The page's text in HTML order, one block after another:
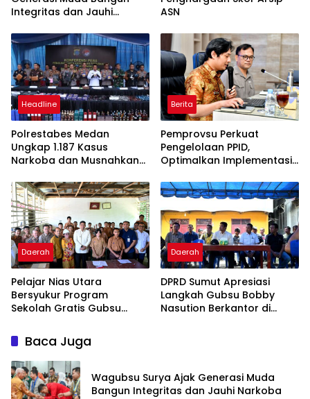
Integritas dan Jauhi
ASN
Headline
Polrestabes Medan
Ungkap 1.187 Kasus
Narkoba dan Musnahkan
Bukti
Berita
Pemprovsu Perkuat
Pengelolaan PPID,
Optimalkan Implementasi
Tahun 2026
Daerah
Pelajar Nias Utara
Bersyukur Program
Sekolah Gratis Gubsu
Beban Orang Tua
Daerah
DPRD Sumut Apresiasi
Langkah Gubsu Bobby
Nasution Berkantor di
Baca Juga
Wagubsu Surya Ajak Generasi Muda
Bangun Integritas dan Jauhi Narkoba